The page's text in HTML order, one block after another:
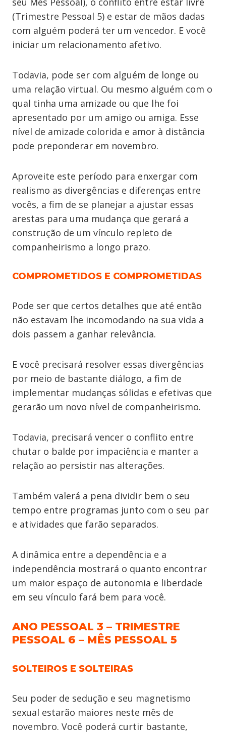
(Trimestre Pessoal 5) e estar de mãos dadas
com alguém poderá ter um vencedor. E você
iniciar um relacionamento afetivo.
Todavia, pode ser com alguém de longe ou
uma relação virtual. Ou mesmo alguém com o
qual tinha uma amizade ou que lhe foi
apresentado por um amigo ou amiga. Esse
nível de amizade colorida e amor à distância
pode preponderar em novembro.
Aproveite este período para enxergar com
realismo as divergências e diferenças entre
vocês, a fim de se planejar a ajustar essas
arestas para uma mudança que gerará a
construção de um vínculo repleto de
companheirismo a longo prazo.
COMPROMETIDOS E COMPROMETIDAS
Pode ser que certos detalhes que até então
não estavam lhe incomodando na sua vida a
dois passem a ganhar relevância.
E você precisará resolver essas divergências
por meio de bastante diálogo, a fim de
implementar mudanças sólidas e efetivas que
gerarão um novo nível de companheirismo.
Todavia, precisará vencer o conflito entre
chutar o balde por impaciência e manter a
relação ao persistir nas alterações.
Também valerá a pena dividir bem o seu
tempo entre programas junto com o seu par
e atividades que farão separados.
A dinâmica entre a dependência e a
independência mostrará o quanto encontrar
um maior espaço de autonomia e liberdade
em seu vínculo fará bem para você.
ANO PESSOAL 3 – TRIMESTRE
PESSOAL 6 – MÊS PESSOAL 5
SOLTEIROS E SOLTEIRAS
Seu poder de sedução e seu magnetismo
sexual estarão maiores neste mês de
novembro. Você poderá curtir bastante,